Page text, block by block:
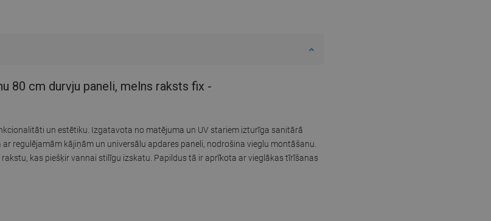
80 cm durvju paneli, melns raksts fix -
un estētiku. Izgatavota no matējuma un UV stariem izturīga sanitārā
regulējamām kājiņām un universālu apdares paneli, nodrošina vieglu montāšanu.
kas piešķir vannai stilīgu izskatu. Papildus tā ir aprīkota ar vieglākas tīrīšanas